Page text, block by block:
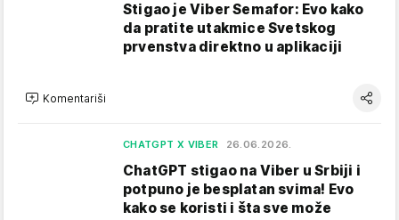
Stigao je Viber Semafor: Evo kako
da pratite utakmice Svetskog
prvenstva direktno u aplikaciji
Komentariši
CHATGPT X VIBER 26.06.2026.
ChatGPT stigao na Viber u Srbiji i
potpuno je besplatan svima! Evo
kako se koristi i šta sve može